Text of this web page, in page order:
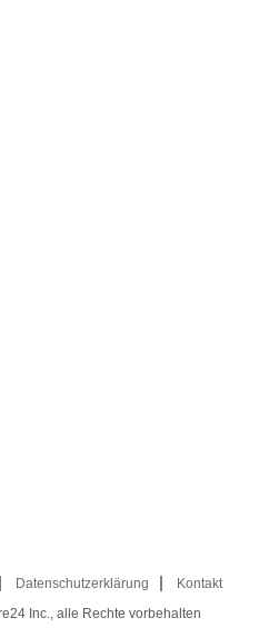
Datenschutzerklärung
Kontakt
Inc., alle Rechte vorbehalten